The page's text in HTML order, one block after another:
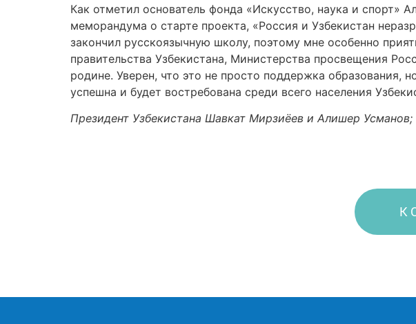
Как отметил основатель фонда «Искусство, наука и
меморандума о старте проекта, «Россия и Узбекистан
закончил русскоязычную школу, поэтому мне особенно
правительства Узбекистана, Министерства просвещения
родине. Уверен, что это не просто поддержка
успешна и будет востребована среди всего населения
Президент Узбекистана Шавкат Мирзиёев и Алишер Усманов;
К